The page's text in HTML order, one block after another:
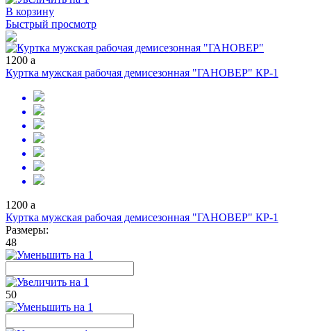
В корзину
Быстрый просмотр
1200 a
Куртка мужская рабочая демисезонная "ГАНОВЕР" КР-1
1200 a
Куртка мужская рабочая демисезонная "ГАНОВЕР" КР-1
Размеры:
48
50